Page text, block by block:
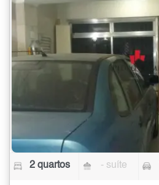
2 quartos - suíte